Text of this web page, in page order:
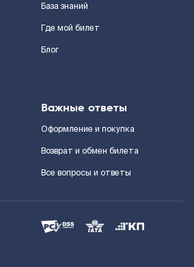
База знаний
Где мой билет
Блог
Важные ответы
Оформление и покупка
Возврат и обмен билета
Все вопросы и ответы